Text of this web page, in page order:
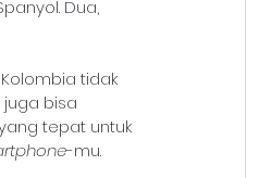
Dua,
tidak
bisa
tepat untuk
-mu.